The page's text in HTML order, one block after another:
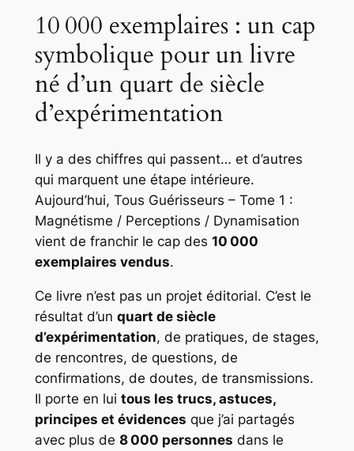
10 000 exemplaires : un cap
symbolique pour un livre
né d’un quart de siècle
d’expérimentation
Il y a des chiffres qui passent… et d’autres
qui marquent une étape intérieure.
Aujourd’hui, Tous Guérisseurs – Tome 1 :
Magnétisme / Perceptions / Dynamisation
vient de franchir le cap des 10 000
exemplaires vendus.
Ce livre n’est pas un projet éditorial. C’est le
résultat d’un quart de siècle
d’expérimentation, de pratiques, de stages,
de rencontres, de questions, de
confirmations, de doutes, de transmissions.
Il porte en lui tous les trucs, astuces,
principes et évidences que j’ai partagés
avec plus de 8 000 personnes dans le